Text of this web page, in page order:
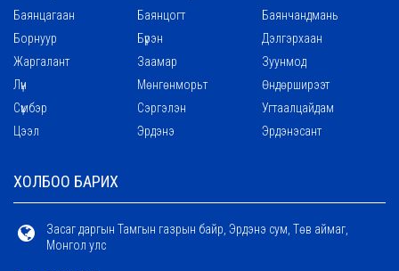
Баянцагаан
Баянцогт
Баянчандмань
Борнуур
Бүрэн
Дэлгэрхаан
Жаргалант
Заамар
Зуунмод
Лүн
Мөнгөнморьт
Өндөрширээт
Сүмбэр
Сэргэлэн
Угтаалцайдам
Цээл
Эрдэнэ Эрдэнэсант
ХОЛБОО БАРИХ
Засаг даргын Тамгын газрын байр, Эрдэнэ сум, Төв аймаг,
Монгол улс